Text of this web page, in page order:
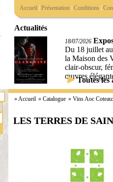
Accueil| Présentation| Conditions
Actualités
18/07/2026
Du 18 juillet
la Maison des
clair-obscur,
œuvresToutes les
»Accueil » Catalogue » Vins Aoc
LES TERRES DE